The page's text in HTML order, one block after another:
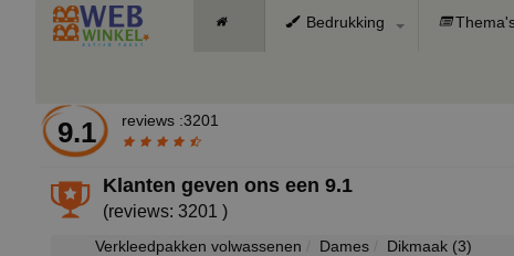
Bedrukking
9.1 reviews :3201
Klanten geven ons een9.1
(reviews: 3201 )
Verkleedpakken volwassenen Dames Dikmaak (3)